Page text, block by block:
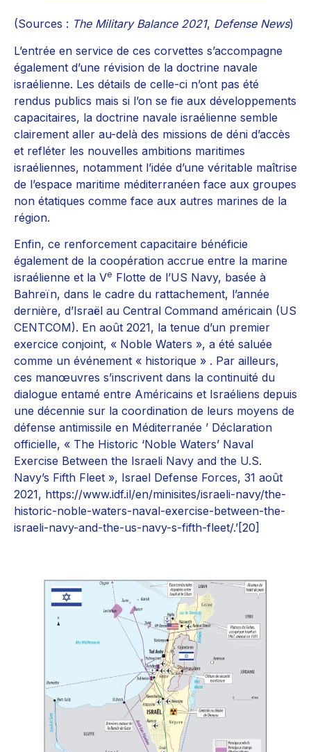
(Sources : The Military Balance 2021, Defense News)
L’entrée en service de ces corvettes s’accompagne
également d’une révision de la doctrine navale
israélienne. Les détails de celle-ci n’ont pas été
rendus publics mais si l’on se fie aux développements
capacitaires, la doctrine navale israélienne semble
clairement aller au-delà des missions de déni d’accès
et refléter les nouvelles ambitions maritimes
israéliennes, notamment l’idée d’une véritable maîtrise
de l’espace maritime méditerranéen face aux groupes
non étatiques comme face aux autres marines de la
région.
Enfin, ce renforcement capacitaire bénéficie
également de la coopération accrue entre la marine
israélienne et la Ve Flotte de l’US Navy, basée à
Bahreïn, dans le cadre du rattachement, l’année
dernière, d’Israël au Central Command américain (US
CENTCOM). En août 2021, la tenue d’un premier
exercice conjoint, « Noble Waters », a été saluée
comme un événement « historique » . Par ailleurs,
ces manœuvres s’inscrivent dans la continuité du
dialogue entamé entre Américains et Israéliens depuis
une décennie sur la coordination de leurs moyens de
défense antimissile en Méditerranée ’ Déclaration
officielle, « The Historic ‘Noble Waters’ Naval
Exercise Between the Israeli Navy and the U.S.
Navy’s Fifth Fleet », Israel Defense Forces, 31 août
2021, https://www.idf.il/en/minisites/israeli-navy/the-
historic-noble-waters-naval-exercise-between-the-
israeli-navy-and-the-us-navy-s-fifth-fleet/.’[20]